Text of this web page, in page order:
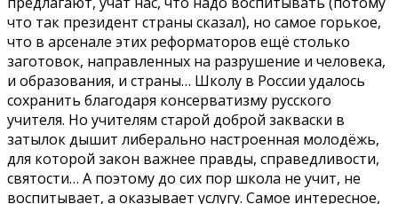
что так президент страны сказал), но самое горькое,
что в арсенале этих реформаторов ещё столько
заготовок, направленных на разрушение и человека,
и образования, и страны… Школу в России удалось
сохранить благодаря консерватизму русского
учителя. Но учителям старой доброй закваски в
затылок дышит либерально настроенная молодёжь,
для которой закон важнее правды, справедливости,
святости… А поэтому до сих пор школа не учит, не
воспитывает, а оказывает услугу. Самое интересное,